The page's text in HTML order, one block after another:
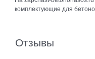
комплектующие для
Отзывы